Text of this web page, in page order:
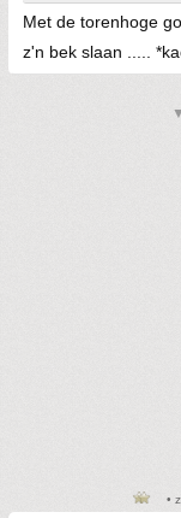
Met de torenhoge
z'n bek slaan .....
•